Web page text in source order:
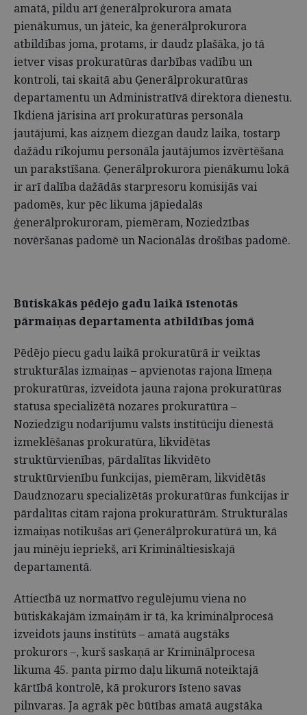
amatā, pildu arī ģenerālprokurora amata
pienākumus, un jāteic, ka ģenerālprokurora
atbildības joma, protams, ir daudz plašāka, jo tā
ietver visas prokuratūras darbības vadību un
kontroli, tai skaitā abu Ģenerālprokuratūras
departamentu un Administratīvā direktora dienestu.
Ikdienā jārisina arī prokuratūras personāla
jautājumi, kas aizņem diezgan daudz laika, tostarp
dažādu rīkojumu personāla jautājumos izvērtēšana
un parakstīšana. Ģenerālprokurora pienākumu lokā
ir arī dalība dažādās starpresoru komisijās vai
padomēs, kur pēc likuma jāpiedalās
ģenerālprokuroram, piemēram, Noziedzības
novēršanas padomē un Nacionālās drošības padomē.
Būtiskākās pēdējo gadu laikā īstenotās
pārmaiņas departamenta atbildības jomā
Pēdējo piecu gadu laikā prokuratūrā ir veiktas
strukturālas izmaiņas – apvienotas rajona līmeņa
prokuratūras, izveidota jauna rajona prokuratūras
statusa specializētā nozares prokuratūra –
Noziedzīgu nodarījumu valsts institūciju dienestā
izmeklēšanas prokuratūra, likvidētas
struktūrvienības, pārdalītas likvidēto
struktūrvienību funkcijas, piemēram, likvidētās
Daudznozaru specializētās prokuratūras funkcijas ir
pārdalītas citām rajona prokuratūrām. Strukturālas
izmaiņas notikušas arī Ģenerālprokuratūrā un, kā
jau minēju iepriekš, arī Krimināltiesiskajā
departamentā.
Attiecībā uz normatīvo regulējumu viena no
būtiskākajām izmaiņām ir tā, ka kriminālprocesā
izveidots jauns institūts – amatā augstāks
prokurors –, kurš saskaņā ar Kriminālprocesa
likuma 45. panta pirmo daļu likumā noteiktajā
kārtībā kontrolē, kā prokurors īsteno savas
pilnvaras. Ja agrāk pēc būtības amatā augstāka